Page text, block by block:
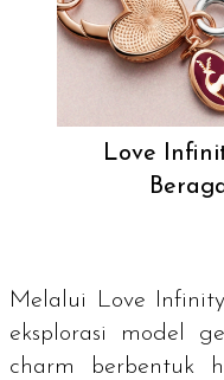
Love
Melalui Love
eksplorasi model
charm berbentuk